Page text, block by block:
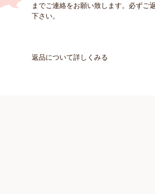
までご連絡をお願い致します。必ずご
下さい。
返品について詳しくみる